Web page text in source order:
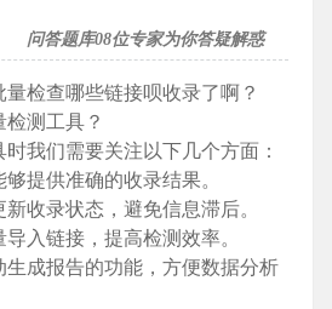
问答题库08位专家为你答疑解惑
测工具？
我们需要关注以下几个方面：
提供准确的收录结果。
收录状态，避免信息滞后。
入链接，提高检测效率。
生成报告的功能，方便数据分析